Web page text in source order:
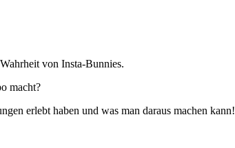
von Insta-Bunnies.
macht?
erlebt haben und was man daraus machen kann!